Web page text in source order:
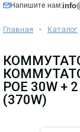
Напишите нам:
Главная - Каталог
POE 30W +
(370W)